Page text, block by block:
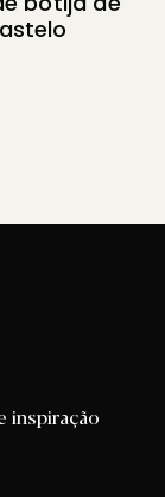
inspiração